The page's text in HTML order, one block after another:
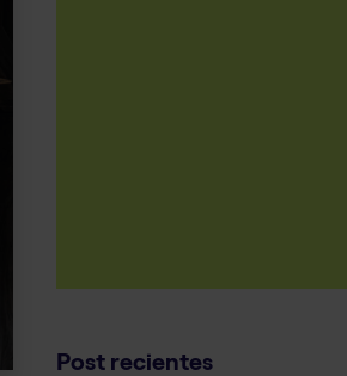
Post recientes